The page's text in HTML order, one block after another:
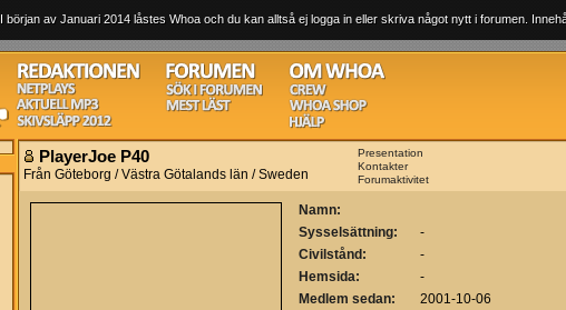
I början av Januari 2014 låstes Whoa och du kan alltså ej logga in eller skriva något nytt i forumen.
PlayerJoe P40
Från Göteborg / Västra Götalands län / Sweden
Presentation
Kontakter
Forumaktivitet
Namn:
Sysselsättning:
-
Civilstånd:
-
Hemsida:
-
Medlem sedan:
2001-10-06